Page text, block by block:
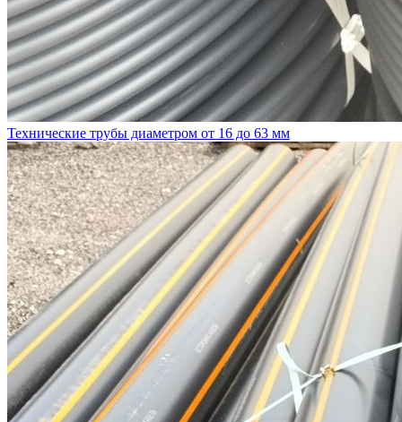
Технические трубы диаметром от 16 до 63 мм